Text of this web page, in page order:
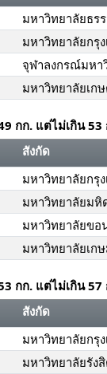
มหาวิทยาลัยธร
มหาวิทยาลัยกรุ
จุฬาลงกรณ์มหา
มหาวิทยาลัยเก
กก. แต่ไม่เกิน
สังกัด
มหาวิทยาลัยกรุ
มหาวิทยาลัยมหิ
มหาวิทยาลัยขอ
มหาวิทยาลัยเ
กก. แต่ไม่เกิน
สังกัด
มหาวิทยาลัยกรุ
มหาวิทยาลัยรัง